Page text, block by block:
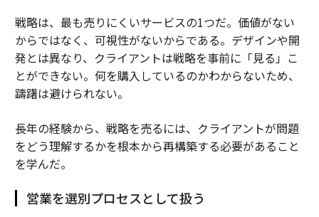
戦略は、最も売りにくいサービスの1つだ。価値がない
からではなく、可視性がないからである。デザインや開
発とは異なり、クライアントは戦略を事前に「見る」こ
とができない。何を購入しているのかわからないため、
躊躇は避けられない。
長年の経験から、戦略を売るには、クライアントが問題
をどう理解するかを根本から再構築する必要があること
を学んだ。
営業を選別プロセスとして扱う